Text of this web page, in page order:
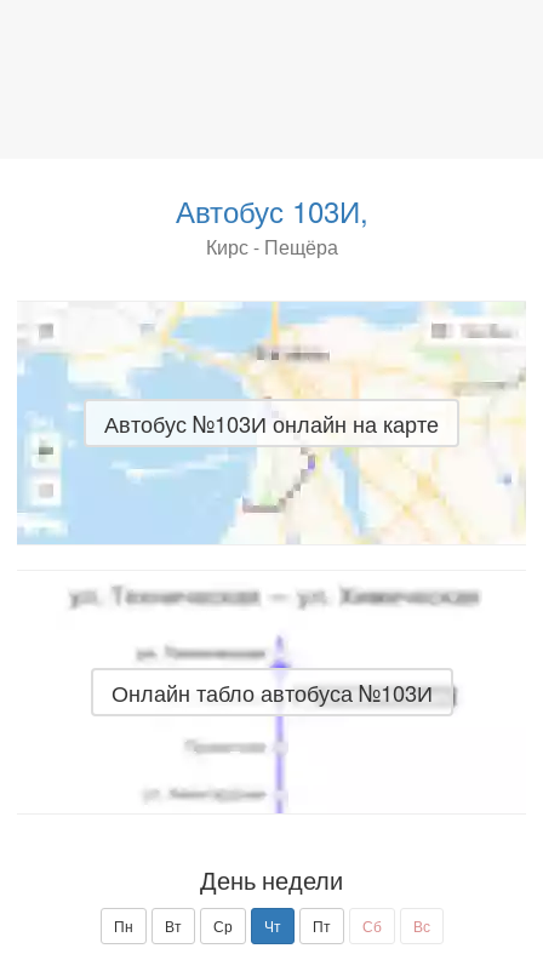
Автобус 103И,
Кирс - Пещёра
Автобус №103И онлайн на карте
Онлайн табло автобуса №103И
День недели
Пн Вт Ср Чт Пт Сб Вс